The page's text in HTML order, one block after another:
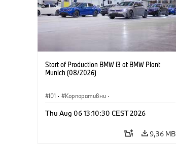
Start of Production BMW i3 at BMW Plant
Munich (08/2026)
I01 · Корпоративни ·
Локации
Thu Aug 06 13:10:30 CEST 2026
9,36 MB